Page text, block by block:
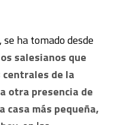
ha tomado desde
salesianos que
de la
otra presencia de
casa más pequeña,